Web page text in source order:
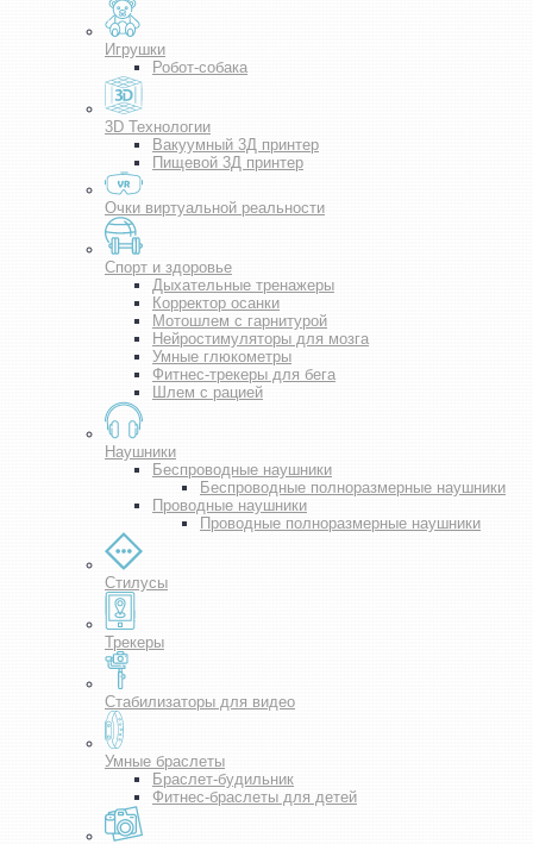
Игрушки
Робот-собака
3D Технологии
Вакуумный 3Д принтер
Пищевой 3Д принтер
Очки виртуальной реальности
Спорт и здоровье
Дыхательные тренажеры
Корректор осанки
Мотошлем с гарнитурой
Нейростимуляторы для мозга
Умные глюкометры
Фитнес-трекеры для бега
Шлем с рацией
Наушники
Беспроводные наушники
Беспроводные полноразмерные наушники
Проводные наушники
Проводные полноразмерные наушники
Стилусы
Трекеры
Стабилизаторы для видео
Умные браслеты
Браслет-будильник
Фитнес-браслеты для детей